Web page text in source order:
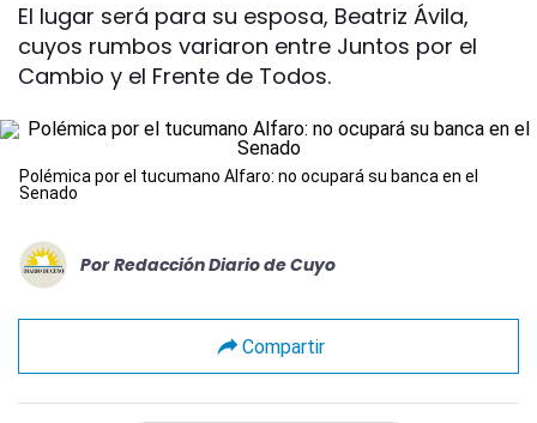
El lugar será para su esposa, Beatriz Ávila,
cuyos rumbos variaron entre Juntos por el
Cambio y el Frente de Todos.
Polémica por el tucumano Alfaro: no ocupará su banca en el
Senado
Por Redacción Diario de Cuyo
Compartir